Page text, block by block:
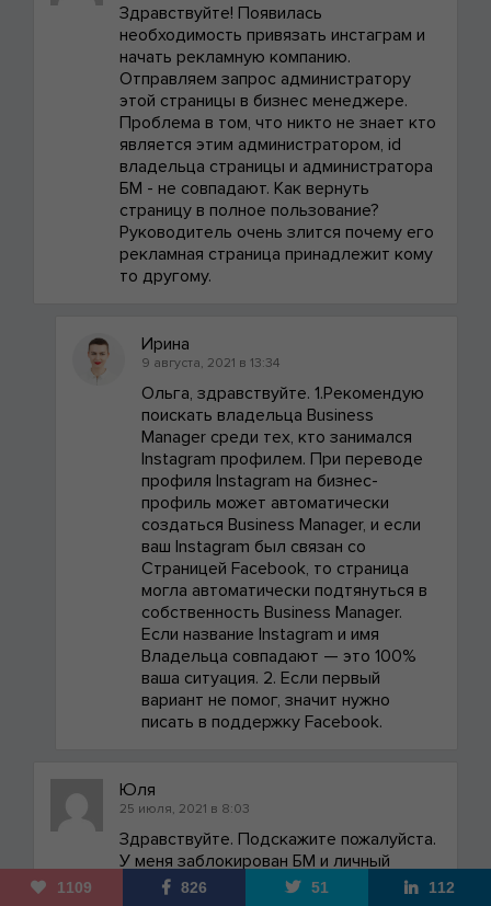
1109 826 51 112
Здравствуйте! Появилась
необходимость привязать инстаграм и
начать рекламную компанию.
Отправляем запрос администратору
этой страницы в бизнес менеджере.
Проблема в том, что никто не знает кто
является этим администратором, id
владельца страницы и администратора
БМ - не совпадают. Как вернуть
страницу в полное пользование?
Руководитель очень злится почему его
рекламная страница принадлежит кому
то другому.
Ирина
9 августа, 2021 в 13:34
Ольга, здравствуйте. 1.Рекомендую
поискать владельца Business
Manager среди тех, кто занимался
Instagram профилем. При переводе
профиля Instagram на бизнес-
профиль может автоматически
создаться Business Manager, и если
ваш Instagram был связан со
Страницей Facebook, то страница
могла автоматически подтянуться в
собственность Business Manager.
Если название Instagram и имя
Владельца совпадают — это 100%
ваша ситуация. 2. Если первый
вариант не помог, значит нужно
писать в поддержку Facebook.
Юля
25 июля, 2021 в 8:03
Здравствуйте. Подскажите пожалуйста.
У меня заблокирован БМ и личный
аккаунт на ФБ - его администратор.(1,5